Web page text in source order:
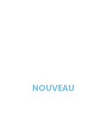
NOUVEAU